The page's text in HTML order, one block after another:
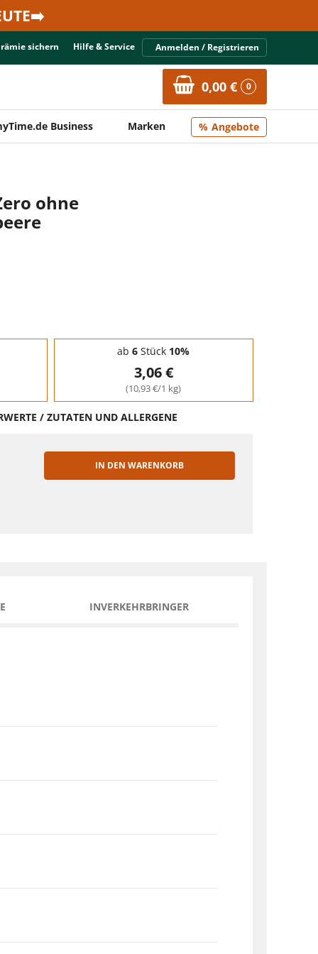
sichern Hilfe & Service Anmelden / Registrieren
0,00 € 0
Business Marken Angebote
ohne
ab 6 Stück 10%
3,06 €
(10,93 €/1 kg)
/ ZUTATEN UND ALLERGENE
IN DEN WARENKORB
INVERKEHRBRINGER